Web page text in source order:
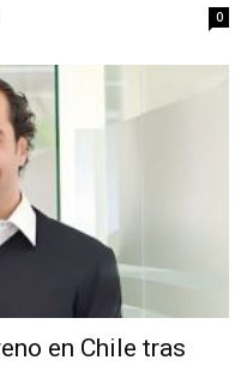
0
en Chile tras